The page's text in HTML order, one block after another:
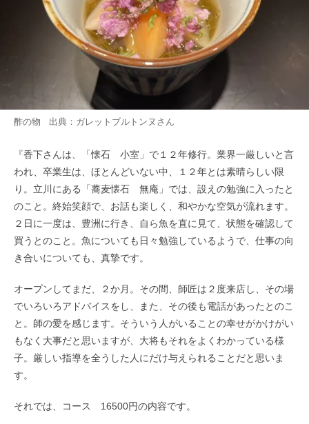
酢の物 出典： ガレットブルトンヌ さん
『香下さんは、「懐石 小室」で１２年修行。業界一厳しいと言
われ、卒業生は、ほとんどいない中、１２年とは素晴らしい限
り。立川にある「蕎麦懐石 無庵」では、設えの勉強に入ったと
のこと。終始笑顔で、お話も楽しく、和やかな空気が流れます。
２日に一度は、豊洲に行き、自ら魚を直に見て、状態を確認して
買うとのこと。魚についても日々勉強しているようで、仕事の向
き合いについても、真摯です。
オープンしてまだ、２か月。その間、師匠は２度来店し、その場
でいろいろアドバイスをし、また、その後も電話があったとのこ
と。師の愛を感じます。そういう人がいることの幸せがかけがい
もなく大事だと思いますが、大将もそれをよくわかっている様
子。厳しい指導を全うした人にだけ与えられることだと思いま
す。
それでは、コース 16500円の内容です。